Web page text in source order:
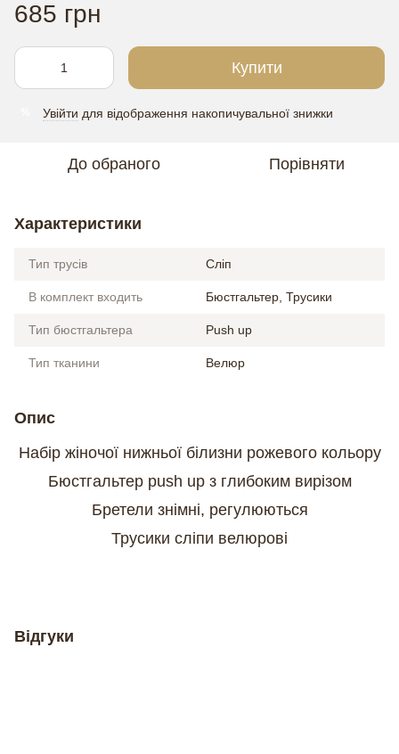
685 грн
Купити
Увійти для відображення накопичувальної знижки
До обраного Порівняти
Характеристики
Тип трусів Сліп
В комплект входить Бюстгальтер, Трусики
Тип бюстгальтера Push up
Тип тканини Велюр
Опис
Набір жіночої нижньої білизни рожевого кольору
Бюстгальтер push up з глибоким вирізом
Бретели знімні, регулюються
Трусики сліпи велюрові
Відгуки